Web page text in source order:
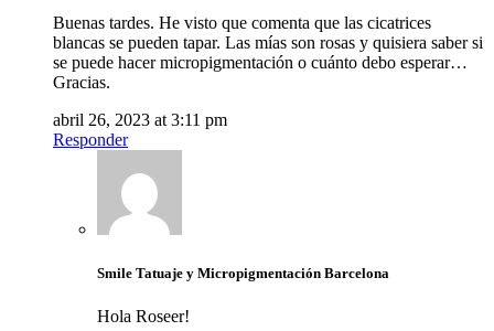
Buenas tardes. He visto que comenta que las cicatrices
blancas se pueden tapar. Las mías son rosas y quisiera saber si
se puede hacer micropigmentación o cuánto debo esperar…
Gracias.
abril 26, 2023 at 3:11 pm
Responder
Smile Tatuaje y Micropigmentación Barcelona
Hola Roseer!